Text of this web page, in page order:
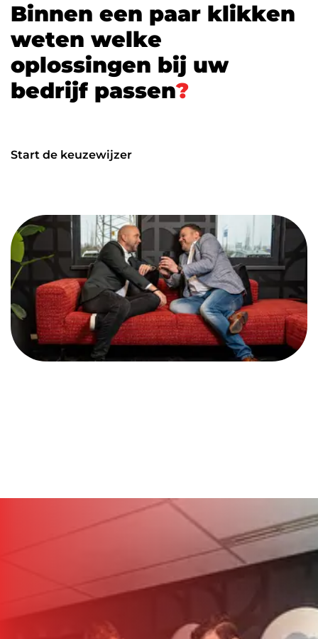
Binnen een paar klikken
weten welke
oplossingen bij uw
bedrijf passen?
Start de keuzewijzer